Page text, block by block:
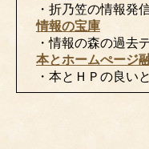
・折乃笠の情報発
情報の宝庫
・情報の森の過去
本とホームぺージ
・本とＨＰの良い